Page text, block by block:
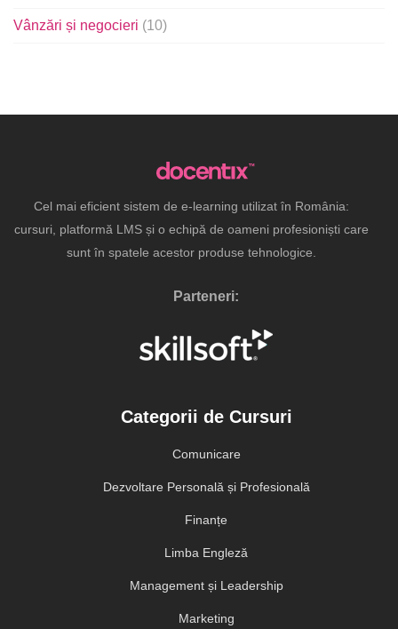
Vânzări și negocieri (10)
Cel mai eficient sistem de e-learning utilizat în România:
cursuri, platformă LMS și o echipă de oameni profesioniști care
sunt în spatele acestor produse tehnologice.
Parteneri:
Categorii de Cursuri
Comunicare
Dezvoltare Personală și Profesională
Finanțe
Limba Engleză
Management și Leadership
Marketing